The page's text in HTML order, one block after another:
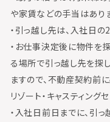
や家賃などの手当はあり
・引っ越し先は、入社日
・お仕事決定後に物件を
る場所で引っ越し先を探
ますので、不動産契約前
リゾート・キャスティング
・入社日前日までに、引っ